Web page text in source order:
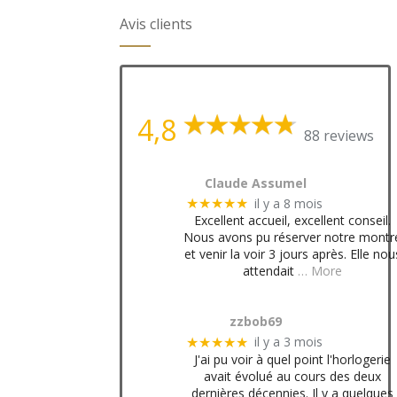
Avis clients
4,8 88 reviews
Claude Assumel
★★★★★ il y a 8 mois
Excellent accueil, excellent conseil.
Nous avons pu réserver notre
et venir la voir 3 jours après. Elle
attendait … More
zzbob69
★★★★★ il y a 3 mois
J'ai pu voir à quel point l'horlogerie
avait évolué au cours des deux
dernières décennies. Il y a quelques